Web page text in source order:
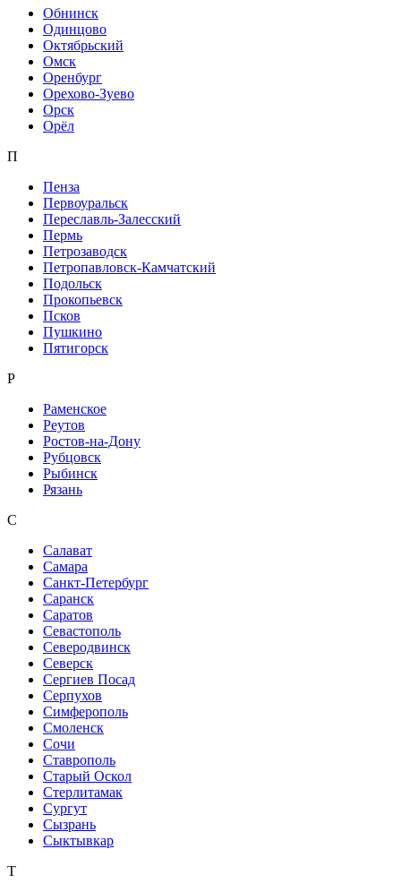
Обнинск
Одинцово
Октябрьский
Омск
Оренбург
Орехово-Зуево
Орск
Орёл
П
Пенза
Первоуральск
Переславль-Залесский
Пермь
Петрозаводск
Петропавловск-Камчатский
Подольск
Прокопьевск
Псков
Пушкино
Пятигорск
Р
Раменское
Реутов
Ростов-на-Дону
Рубцовск
Рыбинск
Рязань
С
Салават
Самара
Санкт-Петербург
Саранск
Саратов
Севастополь
Северодвинск
Северск
Сергиев Посад
Серпухов
Симферополь
Смоленск
Сочи
Ставрополь
Старый Оскол
Стерлитамак
Сургут
Сызрань
Сыктывкар
Т